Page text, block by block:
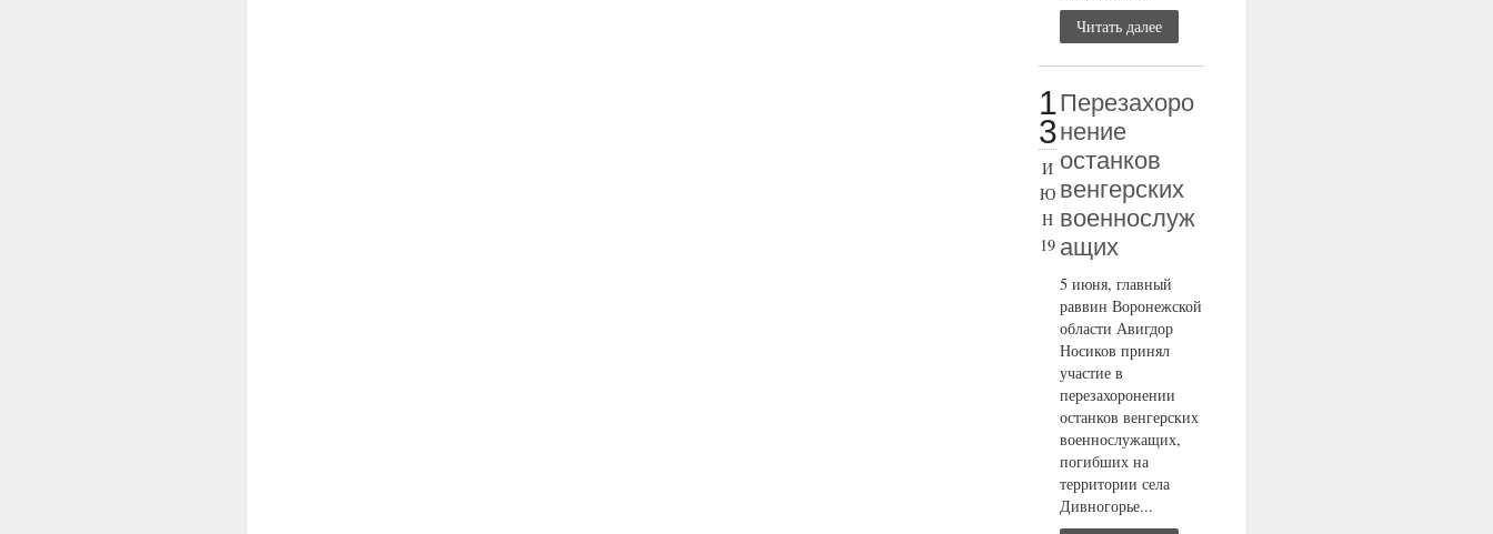
Читать далее
1
3
И
Ю
Н
19
Перезахоро
нение
останков
венгерских
военнослуж
ащих
5 июня, главный
раввин Воронежской
области Авигдор
Носиков принял
участие в
перезахоронении
останков венгерских
военнослужащих,
погибших на
территории села
Дивногорье...